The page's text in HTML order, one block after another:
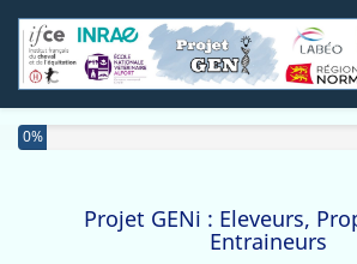
0%
Projet GENi : Eleveurs,
Entraineurs